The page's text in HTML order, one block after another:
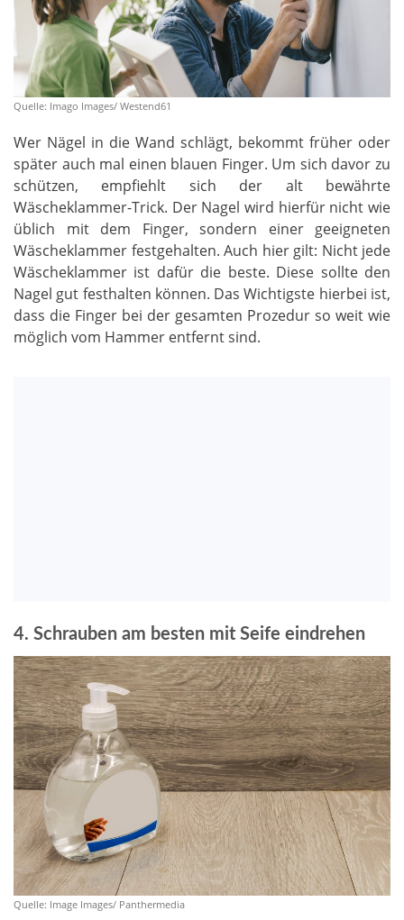
Quelle: Imago Images/ Westend61
Wer Nägel in die Wand schlägt, bekommt früher oder
später auch mal einen blauen Finger. Um sich davor zu
schützen, empfiehlt sich der alt bewährte
Wäscheklammer-Trick. Der Nagel wird hierfür nicht wie
üblich mit dem Finger, sondern einer geeigneten
Wäscheklammer festgehalten. Auch hier gilt: Nicht jede
Wäscheklammer ist dafür die beste. Diese sollte den
Nagel gut festhalten können. Das Wichtigste hierbei ist,
dass die Finger bei der gesamten Prozedur so weit wie
möglich vom Hammer entfernt sind.
4. Schrauben am besten mit Seife eindrehen
Quelle: Image Images/ Panthermedia